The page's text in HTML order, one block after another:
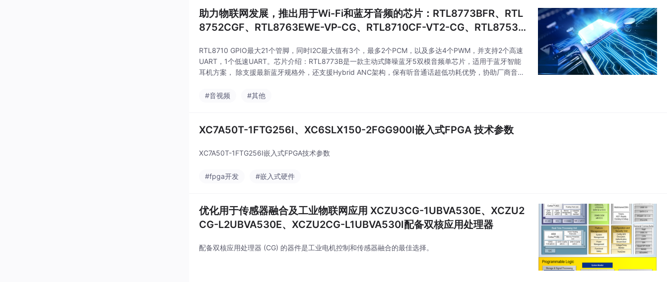
助力物联网发展，推出用于Wi-Fi和蓝牙音频的芯片：RTL8773BFR、RTL
8752CGF、RTL8763EWE-VP-CG、RTL8710CF-VT2-CG、RTL8753B
RTL8710 GPIO最大21个管脚，同时I2C最大值有3个，最多2个PCM，以及多达4个PWM，并支持2个高速
UART，1个低速UART。芯片介绍：RTL8773B是一款主动式降噪蓝牙5双模音频单芯片，适用于蓝牙智能
耳机方案， 除支援最新蓝牙规格外，还支援Hybrid ANC架构，保有听音通话超低功耗优势，协助厂商音频
#音视频
#其他
XC7A50T-1FTG256I、XC6SLX150-2FGG900I嵌入式FPGA 技术参数
XC7A50T-1FTG256I嵌入式FPGA技术参数
#fpga开发 #嵌入式硬件
优化用于传感器融合及工业物联网应用 XCZU3CG-1UBVA530E、XCZU2
CG-L2UBVA530E、XCZU2CG-L1UBVA530I配备双核应用处理器
配备双核应用处理器 (CG) 的器件是工业电机控制和传感器融合的最佳选择。